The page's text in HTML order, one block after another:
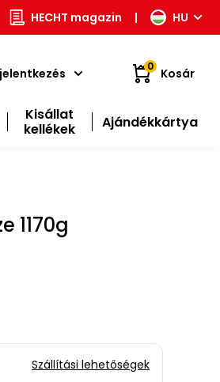
HECHT magazin | HU
0 Kosár
Kisállat
kellékek
Ajándékkártya
1170g
Szállítási lehetőségek